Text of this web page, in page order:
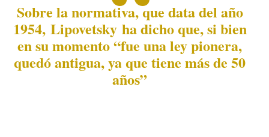
Sobre la normativa, que data del año
1954, Lipovetsky ha dicho que, si bien
en su momento “fue una ley pionera,
quedó antigua, ya que tiene más de 50
años”